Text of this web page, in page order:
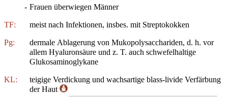
- Frauen überwiegen Männer
TF: meist nach Infektionen, insbes. mit Streptokokken
Pg:
dermale Ablagerung von Mukopolysacchariden, d. h. vor
allem Hyaluronsäure und z. T. auch schwefelhaltige
Glukosaminoglykane
KL:
teigige Verdickung und wachsartige blass-livide Verfärbung
der Haut